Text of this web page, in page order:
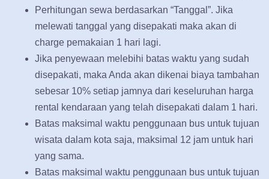
Perhitungan sewa berdasarkan “Tanggal”. Jika
melewati tanggal yang disepakati maka akan di
charge pemakaian 1 hari lagi.
Jika penyewaan melebihi batas waktu yang sudah
disepakati, maka Anda akan dikenai biaya tambahan
sebesar 10% setiap jamnya dari keseluruhan harga
rental kendaraan yang telah disepakati dalam 1 hari.
Batas maksimal waktu penggunaan bus untuk tujuan
wisata dalam kota saja, maksimal 12 jam untuk hari
yang sama.
Batas maksimal waktu penggunaan bus untuk tujuan